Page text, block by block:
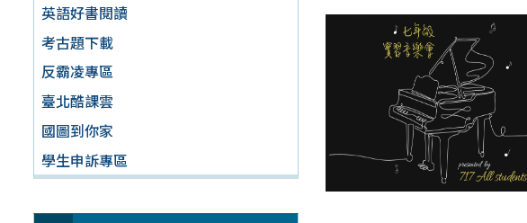
英語好書閱讀
考古題下載
反霸凌專區
臺北酷課雲
國圖到你家
學生申訴專區